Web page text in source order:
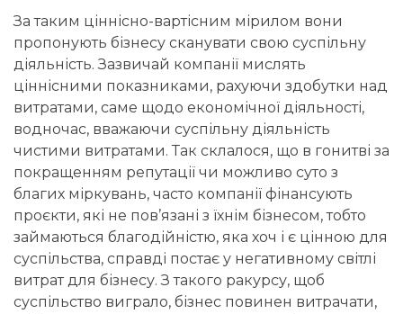
За таким ціннісно-вартісним мірилом вони
пропонують бізнесу сканувати свою суспільну
діяльність. Зазвичай компанії мислять
ціннісними показниками, рахуючи здобутки над
витратами, саме щодо економічної діяльності,
водночас, вважаючи суспільну діяльність
чистими витратами. Так склалося, що в гонитві за
покращенням репутації чи можливо суто з
благих міркувань, часто компанії фінансують
проєкти, які не пов’язані з їхнім бізнесом, тобто
займаються благодійністю, яка хоч і є цінною для
суспільства, справді постає у негативному світлі
витрат для бізнесу. З такого ракурсу, щоб
суспільство виграло, бізнес повинен витрачати,